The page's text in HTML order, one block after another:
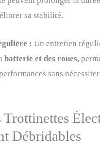
sa stabilité.
: Un entretien
batterie et des roues,
sans
Trottinettes
Débridables